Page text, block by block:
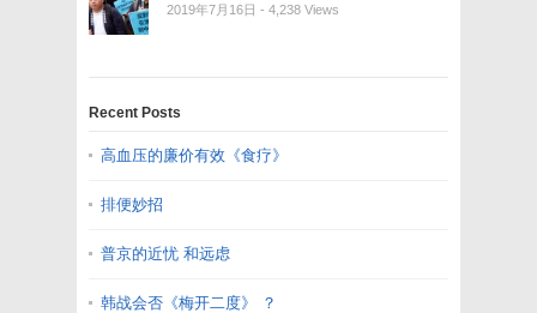
2019年7月16日 - 4,238 Views
Recent Posts
高血压的廉价有效《食疗》
排便妙招
普京的近忧 和远虑
韩战会否《梅开二度》 ？